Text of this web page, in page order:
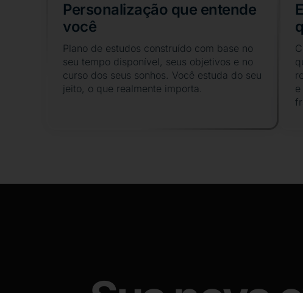
Personalização que entende
você
Plano de estudos construído com base no
seu tempo disponível, seus objetivos e no
curso dos seus sonhos. Você estuda do seu
jeito, o que realmente importa.